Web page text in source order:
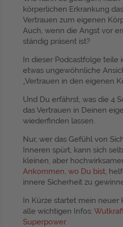
körperlichen Erkrankung
Vertrauen zum eigenen
Auch, wenn die Angst vor
ständig präsent ist?
In dieser Podcastfolge teile
etwas ungewöhnliche
„Vertrauen in den eigenen
Und Du erfährst, was die 4
das Vertrauen in Deinen
wiederfinden lassen.
Nur, wer das Gefühl von
Inneren spürt, kann sich
kleinen, aber
Ankommen, wo Du bist,
innere Sicherheit zu
In Kürze startet mein neuer
alle wichtigen Infos:
Superpower